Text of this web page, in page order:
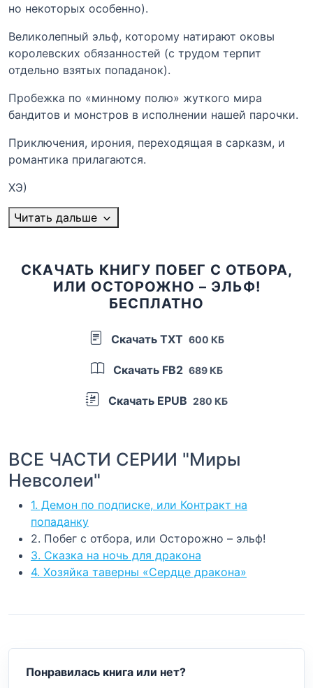
но некоторых особенно).
Великолепный эльф, которому натирают оковы
королевских обязанностей (с трудом терпит
отдельно взятых попаданок).
Пробежка по «минному полю» жуткого мира
бандитов и монстров в исполнении нашей парочки.
Приключения, ирония, переходящая в сарказм, и
романтика прилагаются.
ХЭ)
Читать дальше
СКАЧАТЬ КНИГУ ПОБЕГ С ОТБОРА,
ИЛИ ОСТОРОЖНО – ЭЛЬФ!
БЕСПЛАТНО
Скачать TXT 600 КБ
Скачать FB2 689 КБ
Скачать EPUB 280 КБ
ВСЕ ЧАСТИ СЕРИИ "Миры
Невсолеи"
1. Демон по подписке, или Контракт на
попаданку
2. Побег с отбора, или Осторожно – эльф!
3. Сказка на ночь для дракона
4. Хозяйка таверны «Сердце дракона»
Понравилась книга или нет?